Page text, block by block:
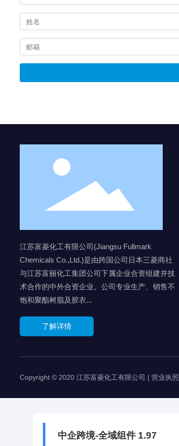
江苏富菱化工有限公司(Jiangsu Fullmark
Chemicals Co.,Ltd.)是由跨国公司日本三菱商社
与江苏富丽化工集团公司下属企业合资组建并技
术合作的中外合资企业。公司专业生产、销售不
饱和聚酯树脂及胶衣...
了解详情
Copyright © 2020 江苏富菱化工有限公司 | 营业执照
中企跨境-全域组件 1.97